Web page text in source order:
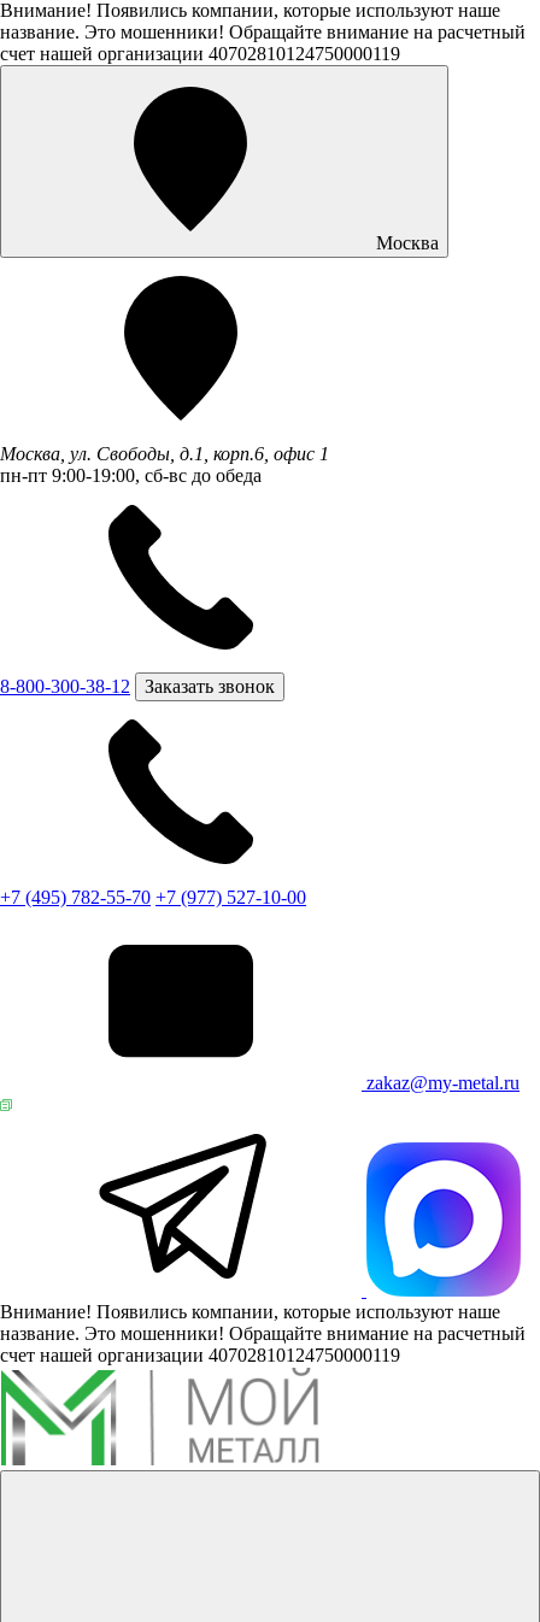
Внимание! Появились компании, которые используют наше
название. Это мошенники! Обращайте внимание на расчетный
счет нашей организации 40702810124750000119
Москва
Москва, ул. Свободы, д.1, корп.6, офис 1
пн-пт 9:00-19:00, сб-вс до обеда
8-800-300-38-12 Заказать звонок
+7 (495) 782-55-70 +7 (977) 527-10-00
zakaz@my-metal.ru
Внимание! Появились компании, которые используют наше
название. Это мошенники! Обращайте внимание на расчетный
счет нашей организации 40702810124750000119